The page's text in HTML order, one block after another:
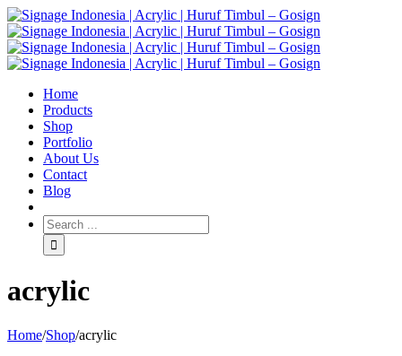
Home
Products
Shop
Portfolio
About Us
Contact
Blog
acrylic
Home/Shop/acrylic